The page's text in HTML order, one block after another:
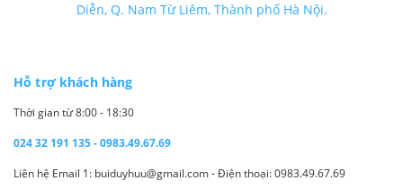
Diễn, Q. Nam Từ Liêm, Thành phố Hà Nội.
Hỗ trợ khách hàng
Thời gian từ 8:00 - 18:30
024 32 191 135 - 0983.49.67.69
Liên hệ Email 1: buiduyhuu@gmail.com - Điện thoại: 0983.49.67.69